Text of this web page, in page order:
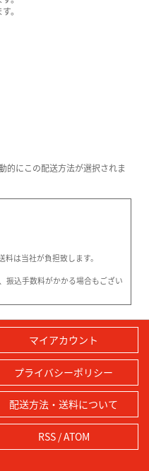
。
的にこの配送方法が選択されま
は当社が負担致します。
振込手数料がかかる場合もござい
マイアカウント
プライバシーポリシー
配送方法・送料について
RSS/ATOM